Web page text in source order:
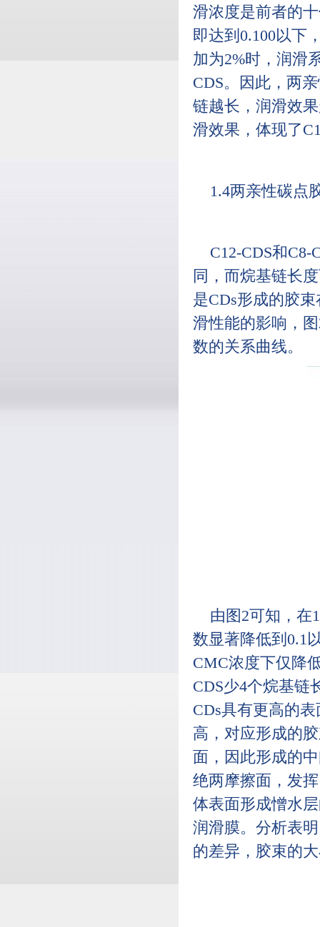
滑浓度是前者的
即达到0.100以下
加为2%时，润滑
CDS。因此，两
链越长，润滑效
滑效果，体现了
1.4两亲性碳点
C12-CDS和
同，而烷基链长
是CDs形成的胶
滑性能的影响，
数的关系曲线。
由图2可知，在
数显著降低到0.1
CMC浓度下仅降
CDS少4个烷基链
CDs具有更高的
高，对应形成的
面，因此形成的
绝两摩擦面，发
体表面形成憎水
润滑膜。分析表
的差异，胶束的